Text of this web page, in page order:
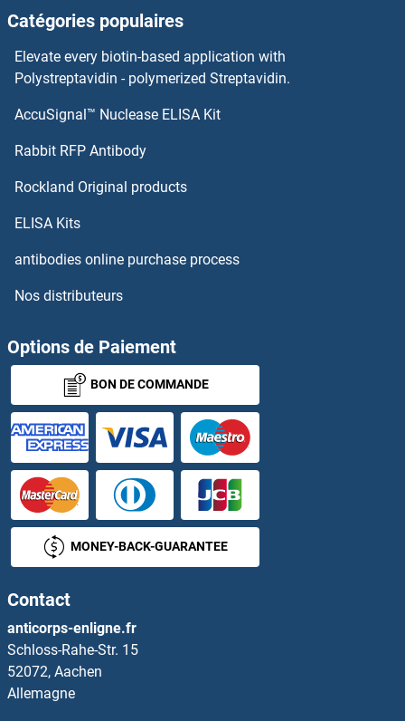
UBC Anticorps
Ube2t Anticorps
UBE2U Anticorps
UBE2V1 Anticorps
UBE2V2 Anticorps
UBE2W Anticorps
UBE2Z Anticorps
ube3a Anticorps
UBE3B Anticorps
UBE3C Anticorps
UBFD1 Anticorps
Catégories populaires
Elevate every biotin-based application with
Polystreptavidin - polymerized Streptavidin.
AccuSignal™ Nuclease ELISA Kit
Rabbit RFP Antibody
Rockland Original products
ELISA Kits
antibodies online purchase process
Nos distributeurs
Options de Paiement
BON DE COMMANDE
MONEY-BACK-GUARANTEE
Contact
anticorps-enligne.fr
Schloss-Rahe-Str. 15
52072, Aachen
Allemagne